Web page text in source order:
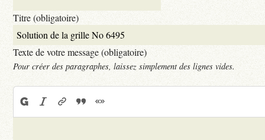
Titre (obligatoire)
Texte de votre message (obligatoire)
Pour créer des paragraphes, laissez simplement des lignes vides.